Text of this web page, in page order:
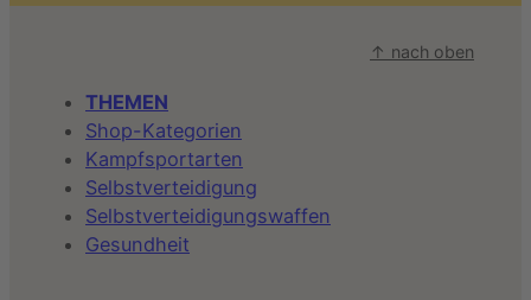
↑ nach oben
THEMEN
Shop-Kategorien
Kampfsportarten
Selbstverteidigung
Selbstverteidigungswaffen
Gesundheit